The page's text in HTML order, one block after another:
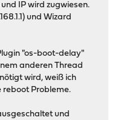
IP wird zugwiesen.
und Wizard
"os-boot-delay"
anderen Thread
wird, weiß ich
reboot Probleme.
und